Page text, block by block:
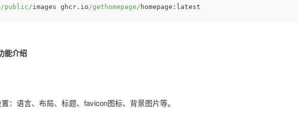
/public/images ghcr.io/gethomepage/ homepage:latest
能介绍
：语言、布局、标题、favicon图标、背景图片等。